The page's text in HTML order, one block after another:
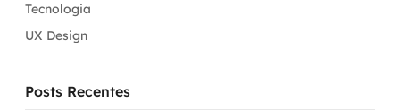
Tecnologia
UX Design
Posts Recentes